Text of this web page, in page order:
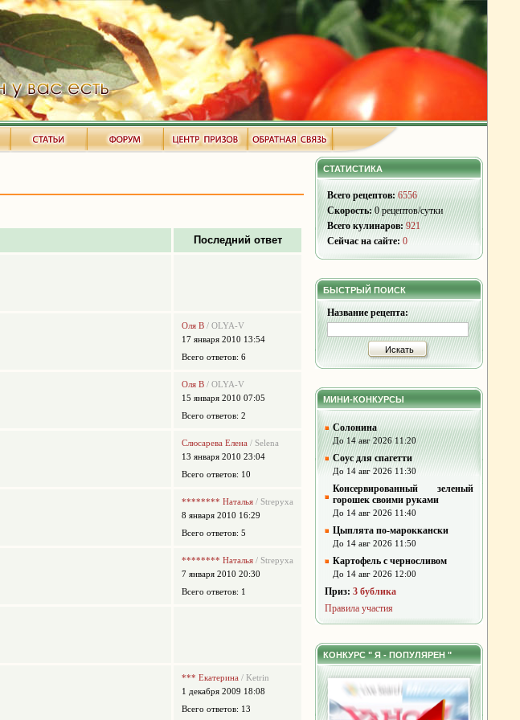
Последний ответ
Оля В / OLYA-V
17 января 2010 13:54
Всего ответов: 6
Оля В / OLYA-V
15 января 2010 07:05
Всего ответов: 2
Слюсарева Елена / Selena
13 января 2010 23:04
Всего ответов: 10
******** Наталья / Strepyxa
8 января 2010 16:29
Всего ответов: 5
******** Наталья / Strepyxa
7 января 2010 20:30
Всего ответов: 1
*** Екатерина / Ketrin
1 декабря 2009 18:08
Всего ответов: 13
СТАТИСТИКА
Всего рецептов: 6556
Скорость:0 рецептов/сутки
Всего кулинаров: 921
Сейчас на сайте: 0
БЫСТРЫЙ ПОИСК
Название рецепта:
Искать
МИНИ-КОНКУРСЫ
Солонина
До 14 авг 2026 11:20
Соус для спагетти
До 14 авг 2026 11:30
Консервированный зеленый
горошек своими руками
До 14 авг 2026 11:40
Цыплята по-мароккански
До 14 авг 2026 11:50
Картофель с черносливом
До 14 авг 2026 12:00
Приз: 3 бублика
Правила участия
КОНКУРС " Я - ПОПУЛЯРЕН "